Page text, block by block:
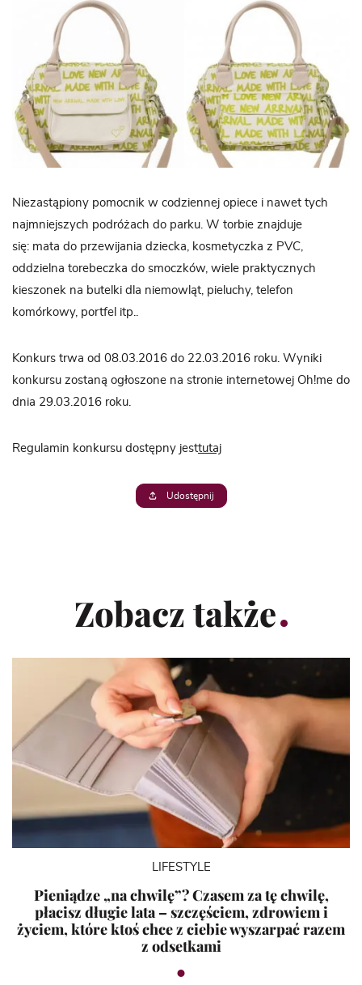
Niezastąpiony pomocnik w codziennej opiece i nawet tych
najmniejszych podróżach do parku. W torbie znajduje
się: mata do przewijania dziecka, kosmetyczka z PVC,
oddzielna torebeczka do smoczków, wiele praktycznych
kieszonek na butelki dla niemowląt, pieluchy, telefon
komórkowy, portfel itp..
Konkurs trwa od 08.03.2016 do 22.03.2016 roku. Wyniki
konkursu zostaną ogłoszone na stronie internetowej Oh!me do
dnia 29.03.2016 roku.
Regulamin konkursu dostępny jesttutaj
Udostępnij
Zobacz także
LIFESTYLE
Pieniądze „na chwilę”? Czasem za tę chwilę,
płacisz długie lata – szczęściem, zdrowiem i
życiem, które ktoś chce z ciebie wyszarpać razem
z odsetkami